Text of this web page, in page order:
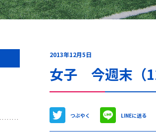
2013年12月5日
女子 今週末（
つぶやく LINEに送る